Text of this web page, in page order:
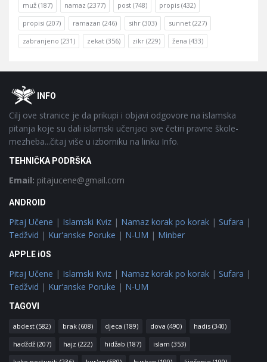
muž (187) namaz (2377) post (748) propis (432)
propisi (207) ramazan (246) sihr (303) sunnet (227)
zabranjeno (231) zekat (356) zikr (229) žena (433)
FooterOINFO
Cilj ove stranice je da prikupi i objavi odgovore na islamska
pitanja koje su dali islamski učenjaci sve četiri pravne škole-
mezheba...čitaj više u izborniku na linku Info.
TEHNIČKA PODRŠKA
Email: pitajucene@gmail.com
ANDROID
Pitaj Učene | Islamski Kviz | Namaz korak po korak | Sufara |
Tedžvid | Kur'anske Poruke | N-UM | Minber
APPLE iOS
Pitaj Učene | Islamski Kviz | Namaz korak po korak | Sufara |
Tedžvid | Kur'anske Poruke | N-UM
TAGOVI
abdest (582) brak (608) djeca (189) dova (490) hadis (340)
hadždž (207) hajz (222) hidžab (187) islam (353)